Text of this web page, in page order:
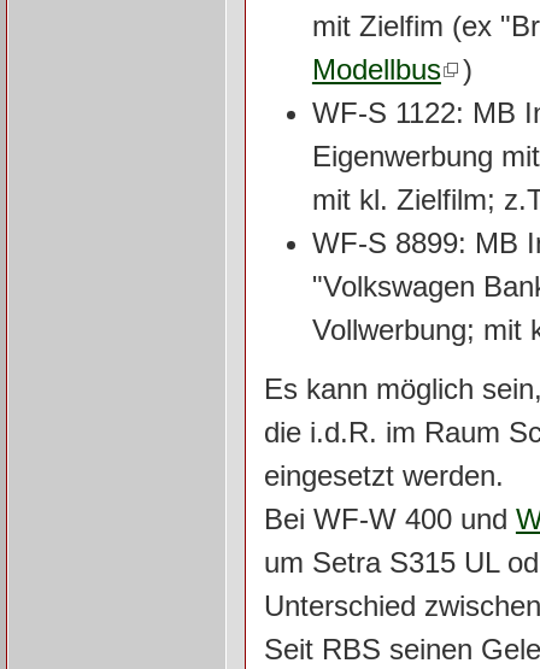
mit Zielfim (ex
Modellbus
)
WF-S 1122: MB
Eigenwerbung
mit kl. Zielfilm;
WF-S 8899: MB
"Volkswagen
Vollwerbung; mit
Es kann möglich
die i.d.R. im Raum
eingesetzt werden.
Bei WF-W 400 und
um Setra S315 UL
Unterschied
Seit RBS seinen